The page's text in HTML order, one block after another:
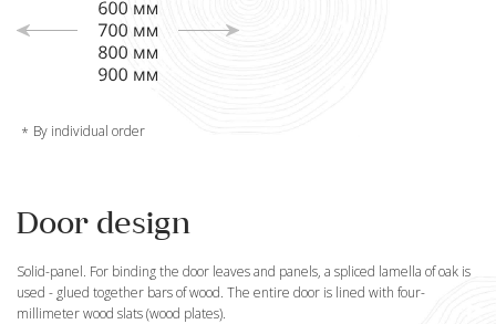
By individual order
Door design
Solid-panel. For binding the door leaves and panels, a spliced lamella of oak is
used - glued together bars of wood. The entire door is lined with four-
millimeter wood slats (wood plates).